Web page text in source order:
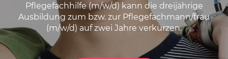
Pflegefachhilfe (m/w/d) kann die dreijährige
Ausbildung zum bzw. zur Pflegefachmann/frau
(m/w/d) auf zwei Jahre verkürzen.